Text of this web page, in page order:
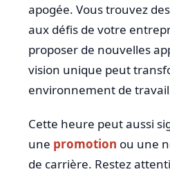
apogée. Vous trouvez
aux défis de votre
proposer de nouvelles
vision unique peut
environnement de
Cette heure peut aussi
une promotion ou une
de carrière. Restez